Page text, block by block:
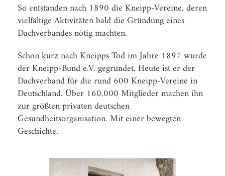
So entstanden nach 1890 die Kneipp-Vereine, deren
vielfältige Aktivitäten bald die Gründung eines
Dachverbandes nötig machten.
Schon kurz nach Kneipps Tod im Jahre 1897 wurde
der Kneipp-Bund e.V. gegründet. Heute ist er der
Dachverband für die rund 600 Kneipp-Vereine in
Deutschland. Über 160.000 Mitglieder machen ihn
zur größten privaten deutschen
Gesundheitsorganisation. Mit einer bewegten
Geschichte.